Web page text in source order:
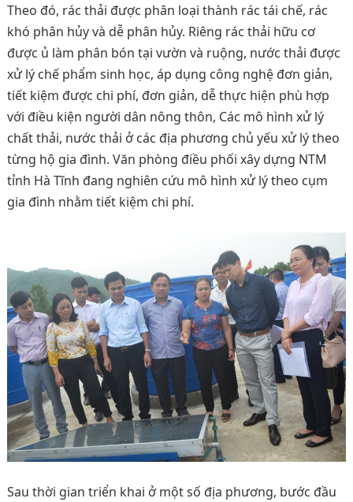
Theo đó, rác thải được phân loại thành rác tái chế, rác
khó phân hủy và dễ phân hủy. Riêng rác thải hữu cơ
được ủ làm phân bón tại vườn và ruộng, nước thải được
xử lý chế phẩm sinh học, áp dụng công nghệ đơn giản,
tiết kiệm được chi phí, đơn giản, dễ thực hiện phù hợp
với điều kiện người dân nông thôn, Các mô hình xử lý
chất thải, nước thải ở các địa phương chủ yếu xử lý theo
từng hộ gia đình. Văn phòng điều phối xây dựng NTM
tỉnh Hà Tĩnh đang nghiên cứu mô hình xử lý theo cụm
gia đình nhằm tiết kiệm chi phí.
Sau thời gian triển khai ở một số địa phương, bước đầu